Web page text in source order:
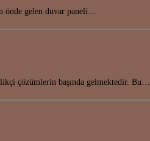
önde gelen duvar paneli…
çözümlerin başında gelmektedir. Bu…